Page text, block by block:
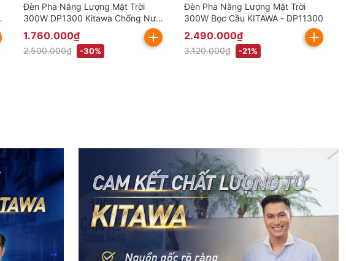
Đèn Pha Năng Lượng Mặt Trời
300W DP1300 Kitawa Chống Nước
IP67 (Đã bao gồm VAT)
1.760.000₫
2.500.000₫ -30%
Đèn Pha Năng Lượng Mặt Trời
300W Bọc Cầu KITAWA - DP11300
2.490.000₫
3.120.000₫ -21%